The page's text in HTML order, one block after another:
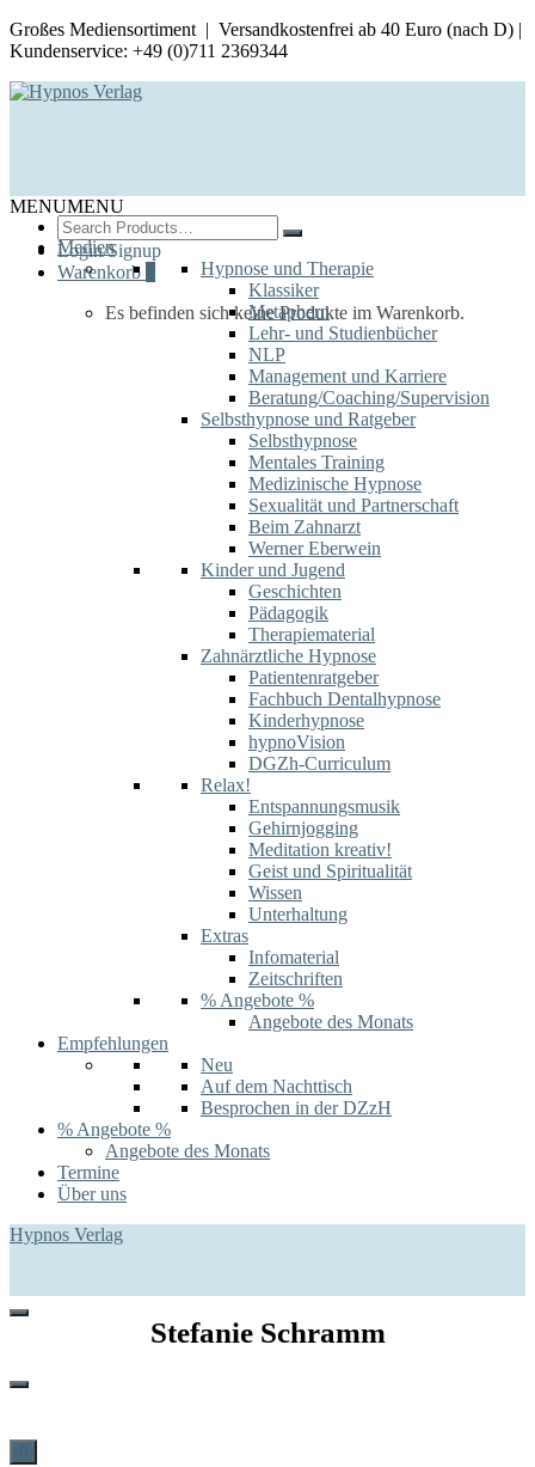
Großes Mediensortiment | Versandkostenfrei ab 40 Euro (nach D) |
Kundenservice: +49 (0)711 2369344
Search
for:
Login/Signup
Warenkorb
Es befinden sich keine Produkte im Warenkorb.
MENUMENU
Medien
Hypnose und Therapie
Klassiker
Metaphern
Lehr- und Studienbücher
NLP
Management und Karriere
Beratung/Coaching/Supervision
Selbsthypnose und Ratgeber
Selbsthypnose
Mentales Training
Medizinische Hypnose
Sexualität und Partnerschaft
Beim Zahnarzt
Werner Eberwein
Kinder und Jugend
Geschichten
Pädagogik
Therapiematerial
Zahnärztliche Hypnose
Patientenratgeber
Fachbuch Dentalhypnose
Kinderhypnose
hypnoVision
DGZh-Curriculum
Relax!
Entspannungsmusik
Gehirnjogging
Meditation kreativ!
Geist und Spiritualität
Wissen
Unterhaltung
Extras
Infomaterial
Zeitschriften
% Angebote %
Angebote des Monats
Empfehlungen
Neu
Auf dem Nachttisch
Besprochen in der DZzH
% Angebote %
Angebote des Monats
Termine
Über uns
Hypnos Verlag
Stefanie Schramm